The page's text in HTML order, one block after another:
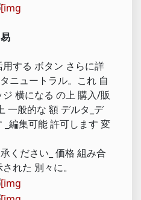
する ボタン さらに詳
ニュートラル。これ 自
横になる の上 購入/販
一般的な 額 デルタ_デ
_編集可能 許可します 変
ください_ 価格 組み合
れた 別々に。